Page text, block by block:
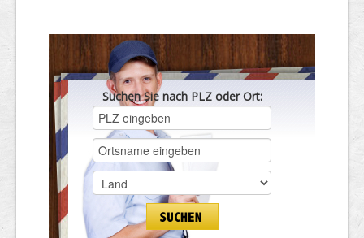
Suchen Sie nach PLZ oder Ort: